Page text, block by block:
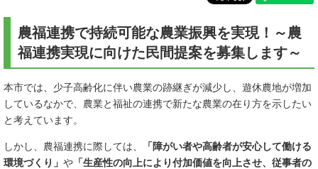
農福連携で持続可能な農業振興を実現！～農
福連携実現に向けた民間提案を募集します～
本市では、少子高齢化に伴い農業の跡継ぎが減少し、遊休農地が増加
しているなかで、農業と福祉の連携で新たな農業の在り方を示したい
と考えています。
しかし、農福連携に際しては、
「障がい者や高齢者が安心して働ける
環境づくり」 や 「生産性の向上により付加価値を向上させ、従事者の